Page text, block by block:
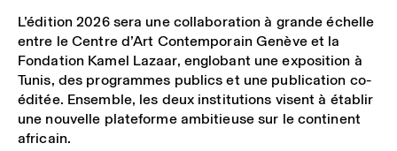
L’édition 2026 sera une collaboration à grande échelle
entre le Centre d’Art Contemporain Genève et la
Fondation Kamel Lazaar, englobant une exposition à
Tunis, des programmes publics et une publication co-
éditée. Ensemble, les deux institutions visent à établir
une nouvelle plateforme ambitieuse sur le continent
africain.